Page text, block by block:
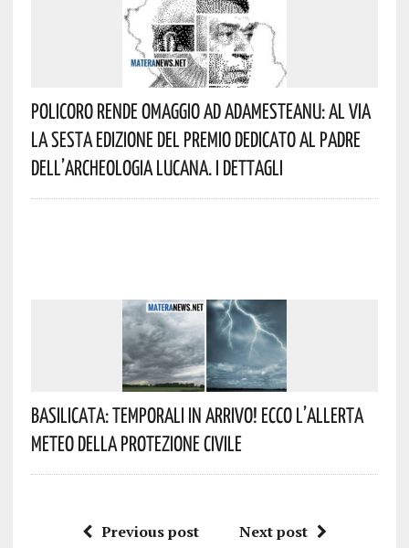
Policoro Rende Omaggio Ad Adamesteanu: Al Via
La Sesta Edizione Del Premio Dedicato Al Padre
Dell’archeologia Lucana. I Dettagli
Basilicata: Temporali In Arrivo! Ecco L’allerta
Meteo Della Protezione Civile
Previous post Next post